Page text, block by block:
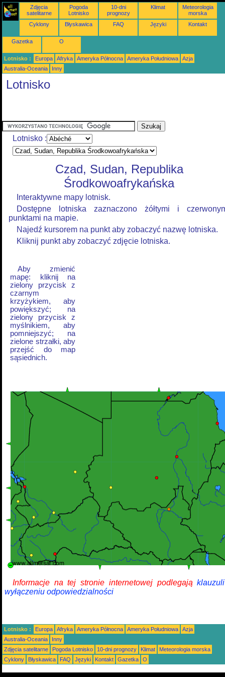
Zdjęcia
satelitarne
Pogoda
Lotnisko
10-dni
prognozy
Klimat
Meteorologia
morska
Cyklony
Błyskawica FAQ Języki Kontakt
Gazetka O
Lotnisko : Europa Afryka Ameryka Północna Ameryka Południowa
Azja
Australia-Oceania
Inny
Lotnisko
Lotnisko :
Czad, Sudan, Republika
Środkowoafrykańska
Interaktywne mapy lotnisk.
Dostępne lotniska zaznaczono żółtymi i
punktami na mapie.
Najedź kursorem na punkt aby zobaczyć nazwę lotniska.
Kliknij punkt aby zobaczyć zdjęcie lotniska.
Aby zmienić
mapę: kliknij na
zielony przycisk z
czarnym
krzyżykiem, aby
powiększyć; na
zielony przycisk z
myślnikiem, aby
pomniejszyć; na
zielone strzałki, aby
przejść do map
sąsiednich.
Informacje na tej stronie internetowej podlegają
wyłączeniu odpowiedzialności
Lotnisko : Europa Afryka Ameryka Północna Ameryka Południowa
Azja
Australia-Oceania
Inny
Zdjęcia satelitarne
Pogoda Lotnisko 10-dni prognozy Klimat
Meteorologia morska
Cyklony
Błyskawica FAQ Języki Kontakt Gazetka O